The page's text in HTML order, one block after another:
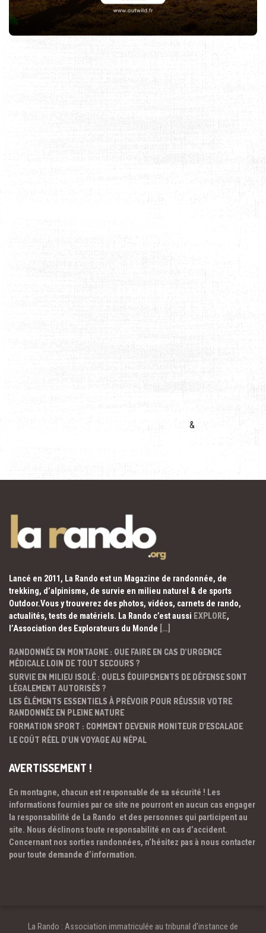
&
Lancé en 2011, La Rando est un Magazine de randonnée, de
trekking, d’alpinisme, de survie en milieu naturel & de sports
Outdoor.Vous y trouverez des photos, vidéos, carnets de rando,
actualités, tests de matériels. La Rando c’est aussi EXPLORE,
l’Association des Explorateurs du Monde […]
RANDONNÉE EN MONTAGNE : QUE FAIRE EN CAS D’URGENCE
MÉDICALE LOIN DE TOUT SECOURS ?
SURVIE EN MILIEU ISOLÉ : QUELS ÉQUIPEMENTS DE DÉFENSE SONT
LÉGALEMENT AUTORISÉS ?
LES ÉLÉMENTS ESSENTIELS À PRÉVOIR POUR RÉUSSIR VOTRE
RANDONNÉE EN PLEINE NATURE
FORMATION SPORT : COMMENT DEVENIR MONITEUR D’ESCALADE
LE COÛT RÉEL D’UN VOYAGE AU NÉPAL
AVERTISSEMENT !
En montagne, chacun est responsable de sa sécurité ! Les
informations fournies par ce site ne pourront en aucun cas engager
la responsabilité de La Rando et des personnes qui participent au
site. Nous déclinons toute responsabilité en cas d’accident.
Concernant nos sorties randonnées, n’hésitez pas à nous contacter
pour toute demande d’information.
La Rando : Association immatriculée au tribunal d’instance de